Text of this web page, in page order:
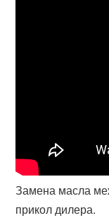
Замена масла
прикол дилера.